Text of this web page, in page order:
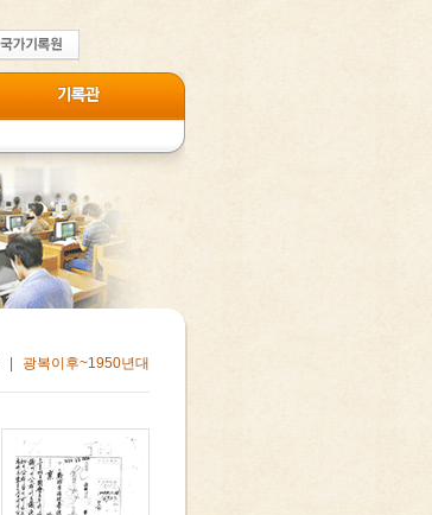
광복이후~1950년대